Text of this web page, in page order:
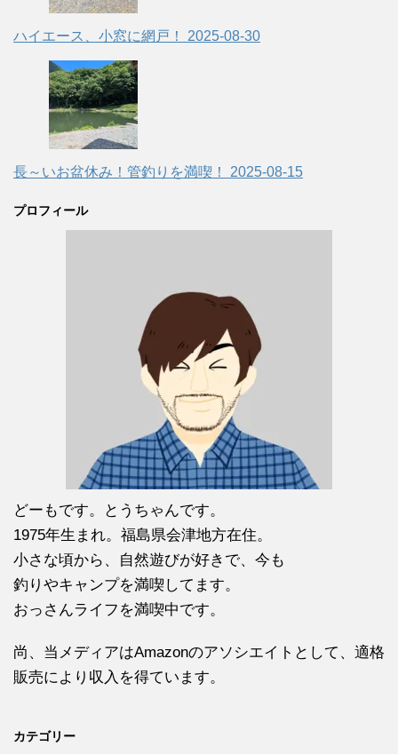
ハイエース、小窓に網戸！ 2025-08-30
長～いお盆休み！管釣りを満喫！ 2025-08-15
プロフィール
どーもです。とうちゃんです。
1975年生まれ。福島県会津地方在住。
小さな頃から、自然遊びが好きで、今も
釣りやキャンプを満喫してます。
おっさんライフを満喫中です。
尚、当メディアはAmazonのアソシエイトとして、適格
販売により収入を得ています。
カテゴリー